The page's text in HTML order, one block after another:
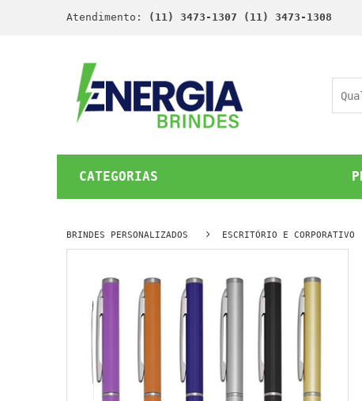
Atendimento: (11) 3473-1307 (11) 3473-1308
CATEGORIAS
BRINDES PERSONALIZADOS ESCRITÓRIO E CORPORATIVO